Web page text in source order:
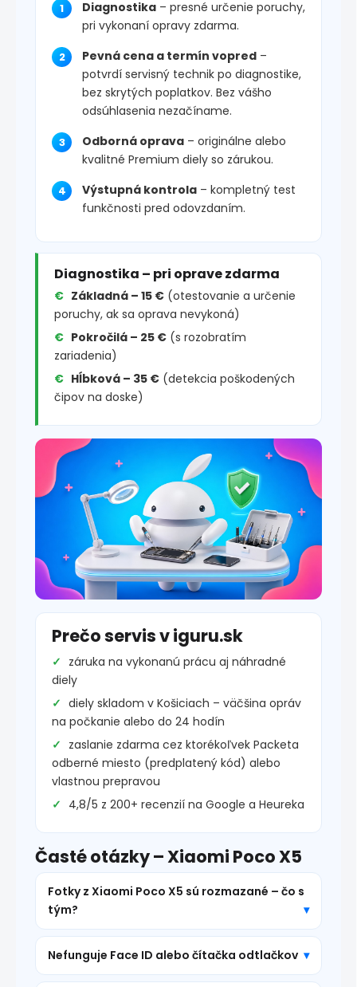
Diagnostika – presné určenie poruchy,
pri vykonaní opravy zdarma.
Pevná cena a termín vopred –
potvrdí servisný technik po diagnostike,
bez skrytých poplatkov. Bez vášho
odsúhlasenia nezačíname.
Odborná oprava – originálne alebo
kvalitné Premium diely so zárukou.
Výstupná kontrola – kompletný test
funkčnosti pred odovzdaním.
Diagnostika – pri oprave zdarma
Základná – 15 € (otestovanie a určenie
poruchy, ak sa oprava nevykoná)
Pokročilá – 25 € (s rozobratím
zariadenia)
Hĺbková – 35 € (detekcia poškodených
čipov na doske)
Prečo servis v iguru.sk
záruka na vykonanú prácu aj náhradné
diely
diely skladom v Košiciach – väčšina opráv
na počkanie alebo do 24 hodín
zaslanie zdarma cez ktorékoľvek Packeta
odberné miesto (predplatený kód) alebo
vlastnou prepravou
4,8/5 z 200+ recenzií na Google a Heureka
Časté otázky – Xiaomi Poco X5
Fotky z Xiaomi Poco X5 sú rozmazané – čo s
tým?
Nefunguje Face ID alebo čítačka odtlačkov